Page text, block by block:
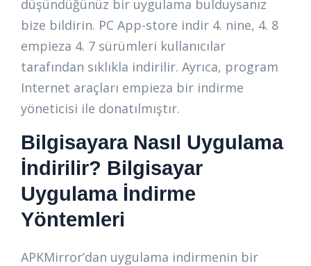
düşündüğünüz bir uygulama bulduysanız
bize bildirin. PC App-store indir 4. nine, 4. 8
empieza 4. 7 sürümleri kullanıcılar
tarafından sıklıkla indirilir. Ayrıca, program
Internet araçları empieza bir indirme
yöneticisi ile donatılmıştır.
Bilgisayara Nasıl Uygulama
İndirilir? Bilgisayar
Uygulama İndirme
Yöntemleri
APKMirror’dan uygulama indirmenin bir